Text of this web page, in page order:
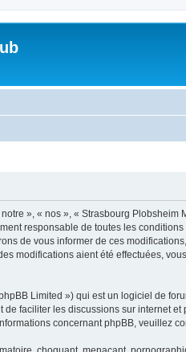
», « nos », « Strasbourg Plobsheim
responsable de toutes les
de vous informer de ces
modifications aient été effectuées,
Limited ») qui est un logiciel de
faciliter les discussions sur internet
concernant phpBB, veuillez